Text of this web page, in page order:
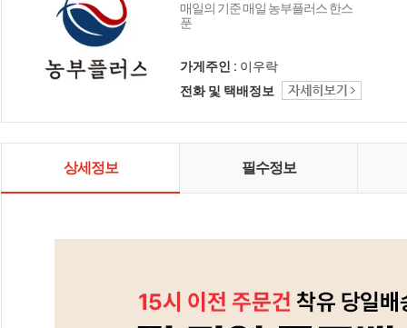
매일의 기준 매일 농부플러스 한스
푼
가게주인 : 이우락
전화 및 택배정보
상세정보 필수정보